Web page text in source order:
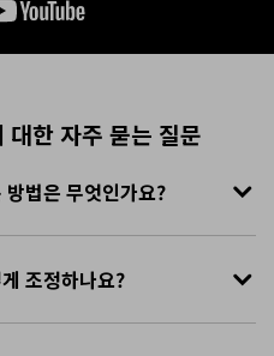
한 자주 묻는 질문
법은 무엇인가요?
조정하나요?